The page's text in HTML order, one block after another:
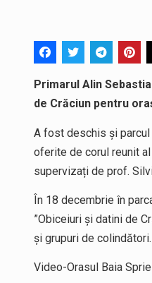
Primarul Alin
de Crăciun pentru
A fost deschis și
oferite de corul reunit
supervizați de prof.
În 18 decembrie în
”Obiceiuri și datini de
și grupuri de colindători.
Video-Orasul Baia